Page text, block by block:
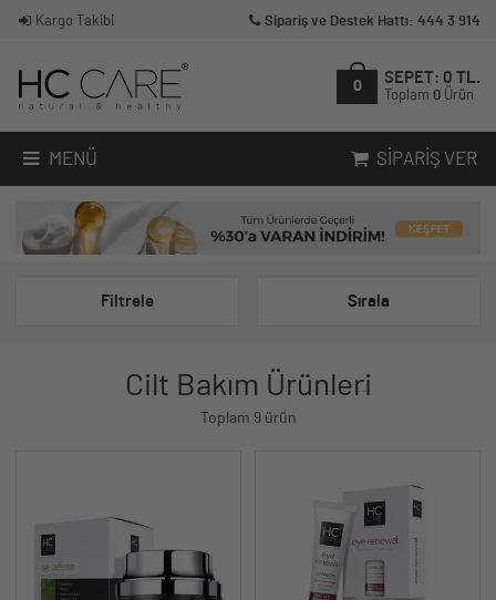
Kargo Takibi Sipariş ve Destek Hattı: 444 3 914
0
SEPET: 0 TL.
Toplam 0 Ürün
MENÜ SIPARIŞ VER
Filtrele Sırala
Cilt Bakım Ürünleri
Toplam 9 ürün